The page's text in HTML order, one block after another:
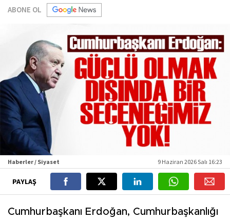
ABONE OL
Haberler / Siyaset 9 Haziran 2026 Salı 16:23
PAYLAŞ
Cumhurbaşkanı Erdoğan, Cumhurbaşkanlığı